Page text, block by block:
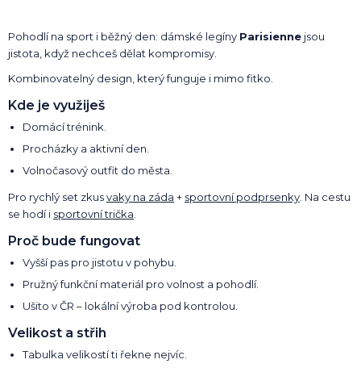
Pohodlí na sport i běžný den: dámské legíny Parisienne jsou
jistota, když nechceš dělat kompromisy.
Kombinovatelný design, který funguje i mimo fitko.
Kde je využiješ
Domácí trénink.
Procházky a aktivní den.
Volnočasový outfit do města.
Pro rychlý set zkusvaky na záda + sportovní podprsenky . Na cestu
se hodí i sportovní trička
Proč bude fungovat
Vyšší pas pro jistotu v pohybu.
Pružný funkční materiál pro volnost a pohodlí.
Ušito v ČR – lokální výroba pod kontrolou.
Velikost a střih
Tabulka velikostí ti řekne nejvíc.